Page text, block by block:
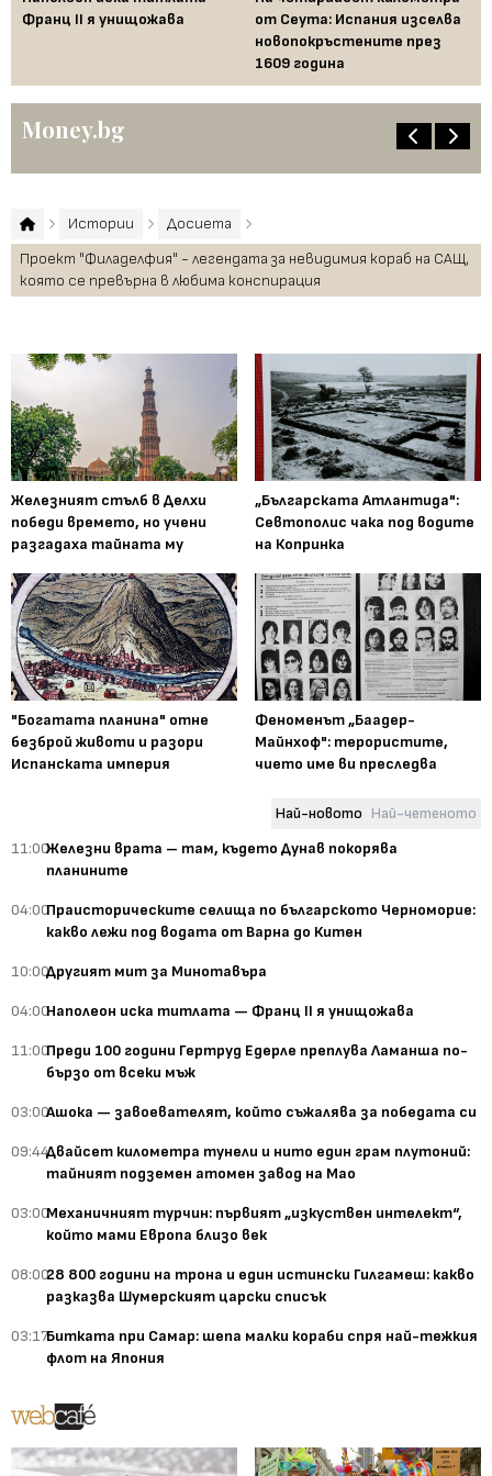
Франц II я унищожава
от Сеута: Испания изселва
новопокръстените през
1609 година
Money.bg
Истории
Досиета
Проект "Филаделфия" - легендата за невидимия кораб на САЩ,
която се превърна в любима конспирация
Железният стълб в Делхи
победи времето, но учени
разгадаха тайната му
„Българската Атлантида":
Севтополис чака под водите
на Копринка
"Богатата планина" отне
безброй животи и разори
Испанската империя
Феноменът „Баадер-
Майнхоф": терористите,
чието име ви преследва
Най-новото Най-четеното
11:00Железни врата – там, където Дунав покорява
планините
04:00Праисторическите селища по българското Черноморие:
какво лежи под водата от Варна до Китен
10:00Другият мит за Минотавъра
04:00Наполеон иска титлата — Франц II я унищожава
11:00Преди 100 години Гертруд Едерле преплува Ламанша по-
бързо от всеки мъж
03:00Ашока — завоевателят, който съжалява за победата си
09:44Двайсет километра тунели и нито един грам плутоний:
тайният подземен атомен завод на Мао
03:00Механичният турчин: първият „изкуствен интелект“,
който мами Европа близо век
08:0028 800 години на трона и един истински Гилгамеш: какво
разказва Шумерският царски списък
03:17Битката при Самар: шепа малки кораби спря най-тежкия
флот на Япония